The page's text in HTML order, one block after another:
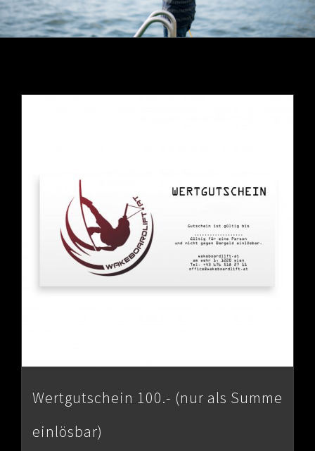
Wertgutschein 100.- (nur als Summe
einlösbar)